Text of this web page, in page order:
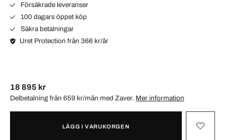
Försäkrade leveranser
100 dagars öppet köp
Säkra betalningar
Uret Protection från 366 kr/år
18 895 kr
Delbetalning från 659 kr/mån med Zaver. Mer information
LÄGG I VARUKORGEN